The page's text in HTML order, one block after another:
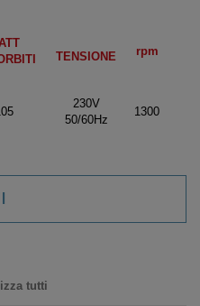
TENSIONE rpm
230V
50/60Hz
1300
tutti